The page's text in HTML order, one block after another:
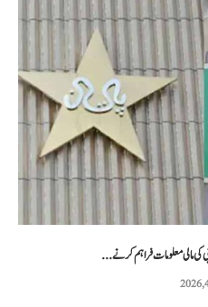
کی مالی معلومات فراہم کرنے...